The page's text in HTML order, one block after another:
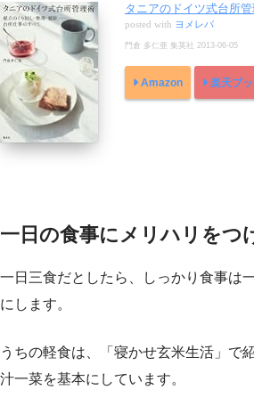
タニアのドイツ式台所
posted with ヨメレバ
門倉 多仁亜 集英社 2013-06-05
Amazon 楽天ブ
一日の食事にメリハリをつ
一日三食だとしたら、しっかり食事は
にします。
うちの軽食は、「寝かせ玄米生活」で
汁一菜を基本にしています。